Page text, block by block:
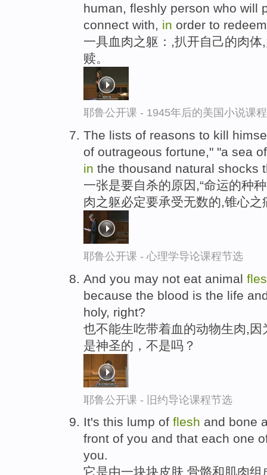
human, fleshly person who will
connect with, in order to
一具血肉之躯：,扒开自己的肉
赎。
耶鲁公开课 - 1945年后的美国小说课
The lists of reasons to kill
of outrageous fortune," "a sea
in the thousand natural shocks
一张是要自杀的原因,“命运的种
肉之躯必定要承受无数的,锥心之
耶鲁公开课 - 心理学导论课程节选
And you may not eat animal
because the blood is the life
holy, right?
也不能生吃带着血的动物生肉,
是神圣的，不是吗？
耶鲁公开课 - 旧约导论课程节选
It's this lump of flesh and bone
front of you and that each one
you.
它是由一块块皮肤,骨骼和肌肉